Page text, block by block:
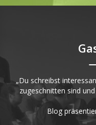
„Du schreibst
zugeschnitten sind
Blog